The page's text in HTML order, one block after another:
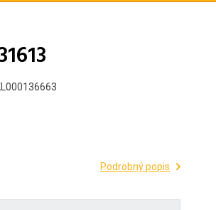
Podrobný popis